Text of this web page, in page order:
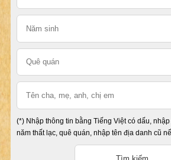
(*) Nhập thông tin bằng Tiếng Việt có dấu,
năm thất lạc, quê quán, nhập tên địa danh cũ